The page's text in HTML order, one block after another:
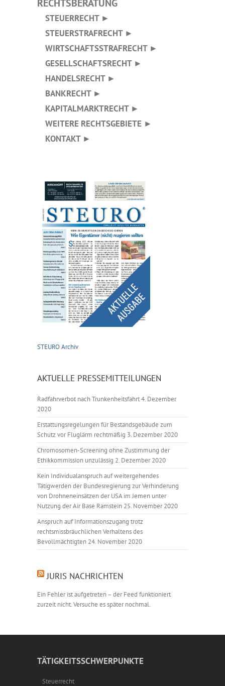
RECHTSBERATUNG
STEUERRECHT ►
STEUERSTRAFRECHT ►
WIRTSCHAFTSSTRAFRECHT ►
GESELLSCHAFTSRECHT ►
HANDELSRECHT ►
BANKRECHT ►
KAPITALMARKTRECHT ►
WEITERE RECHTSGEBIETE ►
KONTAKT ►
STEURO Archiv
AKTUELLE PRESSEMITTEILUNGEN
Radfahrverbot nach Trunkenheitsfahrt4. Dezember
2020
Erstattungsregelungen für Bestandsgebäude zum
Schutz vor Fluglärm rechtmäßig 3. Dezember 2020
Chromosomen-Screening ohne Zustimmung der
Ethikkommission unzulässig 2. Dezember 2020
Kein Individualanspruch auf weitergehendes
Tätigwerden der Bundesregierung zur Verhinderung
von Drohneneinsätzen der USA im Jemen unter
Nutzung der Air Base Ramstein 25. November 2020
Anspruch auf Informationszugang trotz
rechtsmissbräuchlichen Verhaltens des
Bevollmächtigten 24. November 2020
JURIS NACHRICHTEN
Ein Fehler ist aufgetreten – der Feed funktioniert
zurzeit nicht. Versuche es später nochmal.
TÄTIGKEITSSCHWERPUNKTE
Steuerrecht